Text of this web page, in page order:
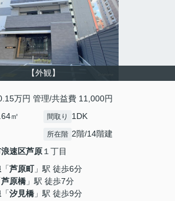
【外観】
万円 管理/共益費 11,000円
㎡ 間取り 1DK
所在階 2階/14階建
速区芦原 １丁目
「芦原町」駅 徒歩6分
芦原橋 」駅 徒歩7分
「汐見橋 」駅 徒歩9分